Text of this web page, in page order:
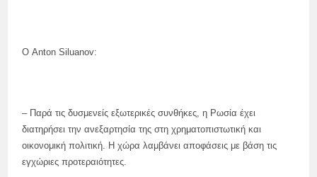
Ο Anton Siluanov:
– Παρά τις δυσμενείς εξωτερικές συνθήκες, η Ρωσία έχει
διατηρήσει την ανεξαρτησία της στη χρηματοπιστωτική και
οικονομική πολιτική. Η χώρα λαμβάνει αποφάσεις με βάση τις
εγχώριες προτεραιότητες.